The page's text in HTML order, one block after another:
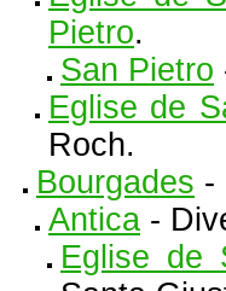
Pietro.
San Pietro
Eglise de
Roch.
Bourgades -
Antica -
Eglise de